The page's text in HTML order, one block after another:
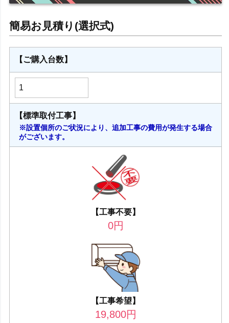
【ご購入台数】
【標準取付工事】
※設置個所のご状況により、追加工事の費用が発生する場合
がございます。
【工事不要】
0円
【工事希望】
19,800円